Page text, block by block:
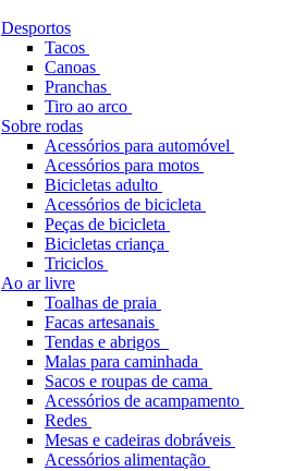
Desportos
Tacos
Canoas
Pranchas
Tiro ao arco
Sobre rodas
Acessórios para automóvel
Acessórios para motos
Bicicletas adulto
Acessórios de bicicleta
Peças de bicicleta
Bicicletas criança
Triciclos
Ao ar livre
Toalhas de praia
Facas artesanais
Tendas e abrigos
Malas para caminhada
Sacos e roupas de cama
Acessórios de acampamento
Redes
Mesas e cadeiras dobráveis
Acessórios alimentação